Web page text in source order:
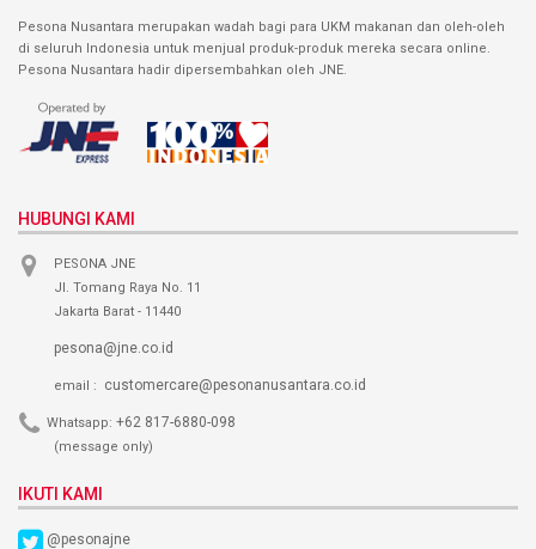
Pesona Nusantara merupakan wadah bagi para UKM makanan dan oleh-oleh
di seluruh Indonesia untuk menjual produk-produk mereka secara online.
Pesona Nusantara hadir dipersembahkan oleh JNE.
HUBUNGI KAMI
PESONA JNE
Jl. Tomang Raya No. 11
Jakarta Barat - 11440
pesona@jne.co.id
email : customercare@pesonanusantara.co.id
Whatsapp: +62 817-6880-098
(message only)
IKUTI KAMI
@pesonajne